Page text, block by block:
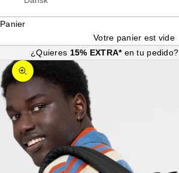
Panier
Votre panier est vide
¿Quieres 15% EXTRA* en tu pedido?
Zoomer sur l'image